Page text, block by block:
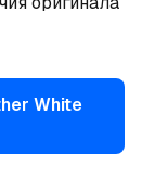
White